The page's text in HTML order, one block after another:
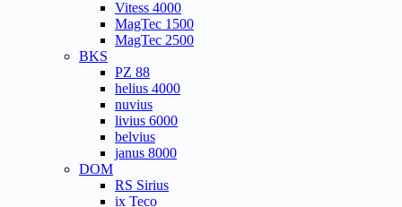
Vitess 4000
MagTec 1500
MagTec 2500
BKS
PZ 88
helius 4000
nuvius
livius 6000
belvius
janus 8000
DOM
RS Sirius
ix Teco